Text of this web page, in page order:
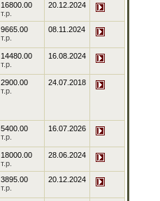
16800.00
т.р.
20.12.2024
9665.00
т.р.
08.11.2024
14480.00
т.р.
16.08.2024
2900.00
т.р.
24.07.2018
5400.00
т.р.
16.07.2026
18000.00
т.р.
28.06.2024
3895.00
т.р.
20.12.2024